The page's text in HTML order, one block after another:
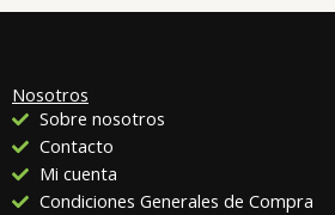
Nosotros
Sobre nosotros
Contacto
Mi cuenta
Condiciones Generales de Compra